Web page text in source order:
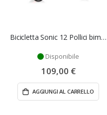
Bicicletta Sonic 12 Pollici bimbo - Dino Bikes
Disponibile
109,00 €
AGGIUNGI AL CARRELLO